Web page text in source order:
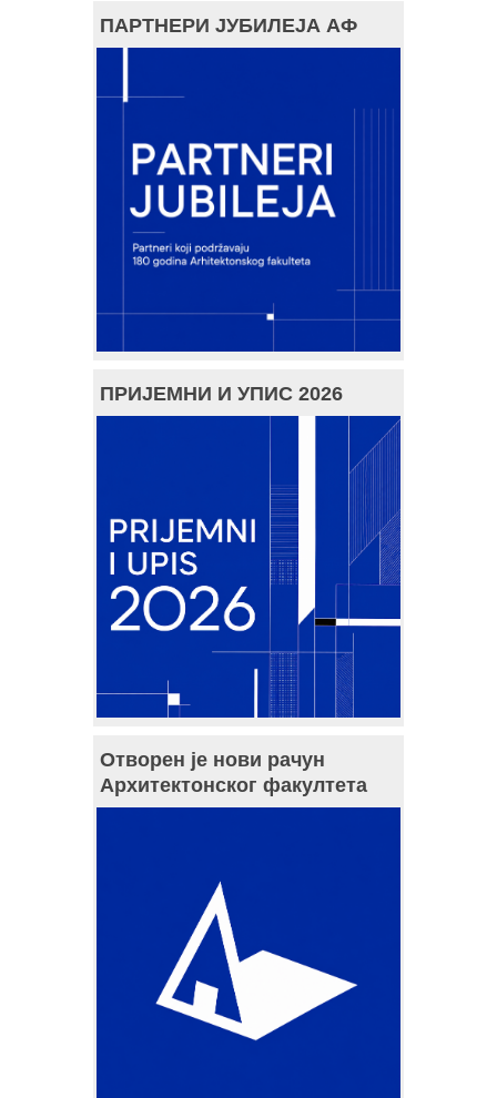
ПАРТНЕРИ ЈУБИЛЕЈА АФ
ПРИЈЕМНИ И УПИС 2026
Отворен је нови рачун
Архитектонског факултета